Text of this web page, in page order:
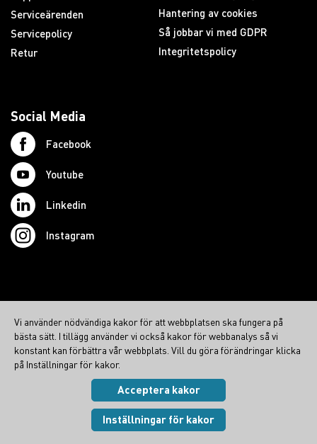
Serviceärenden
Servicepolicy
Retur
Hantering av cookies
Så jobbar vi med GDPR
Integritetspolicy
Social Media
Facebook
Youtube
Linkedin
Instagram
northcom.no
northcom.dk
northcom.fi
Cookies
Visa inställningar
Vi använder nödvändiga kakor för att webbplatsen ska fungera på
bästa sätt. I tillägg använder vi också kakor för webbanalys så vi
konstant kan förbättra vår webbplats. Vill du göra förändringar klicka
på Inställningar för kakor.
Acceptera kakor
Inställningar för kakor